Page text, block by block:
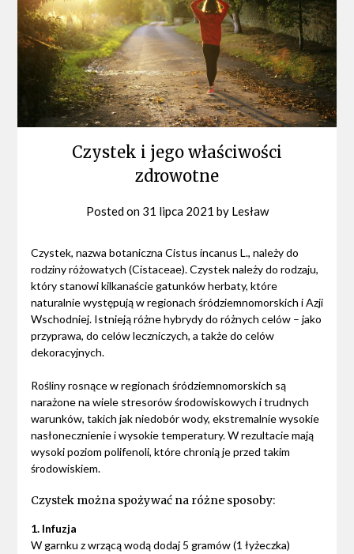
Czystek i jego właściwości
zdrowotne
Posted on 31 lipca 2021 by Lesław
Czystek, nazwa botaniczna Cistus incanus L., należy do
rodziny różowatych (Cistaceae). Czystek należy do rodzaju,
który stanowi kilkanaście gatunków herbaty, które
naturalnie występują w regionach śródziemnomorskich i Azji
Wschodniej. Istnieją różne hybrydy do różnych celów – jako
przyprawa, do celów leczniczych, a także do celów
dekoracyjnych.
Rośliny rosnące w regionach śródziemnomorskich są
narażone na wiele stresorów środowiskowych i trudnych
warunków, takich jak niedobór wody, ekstremalnie wysokie
nasłonecznienie i wysokie temperatury. W rezultacie mają
wysoki poziom polifenoli, które chronią je przed takim
środowiskiem.
Czystek można spożywać na różne sposoby:
1. Infuzja
W garnku z wrzącą wodą dodaj 5 gramów (1 łyżeczka)